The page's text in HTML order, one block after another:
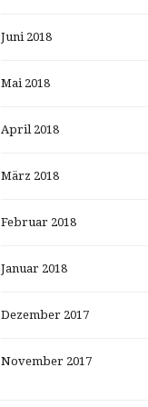
Juni 2018
Mai 2018
April 2018
März 2018
Februar 2018
Januar 2018
Dezember 2017
November 2017